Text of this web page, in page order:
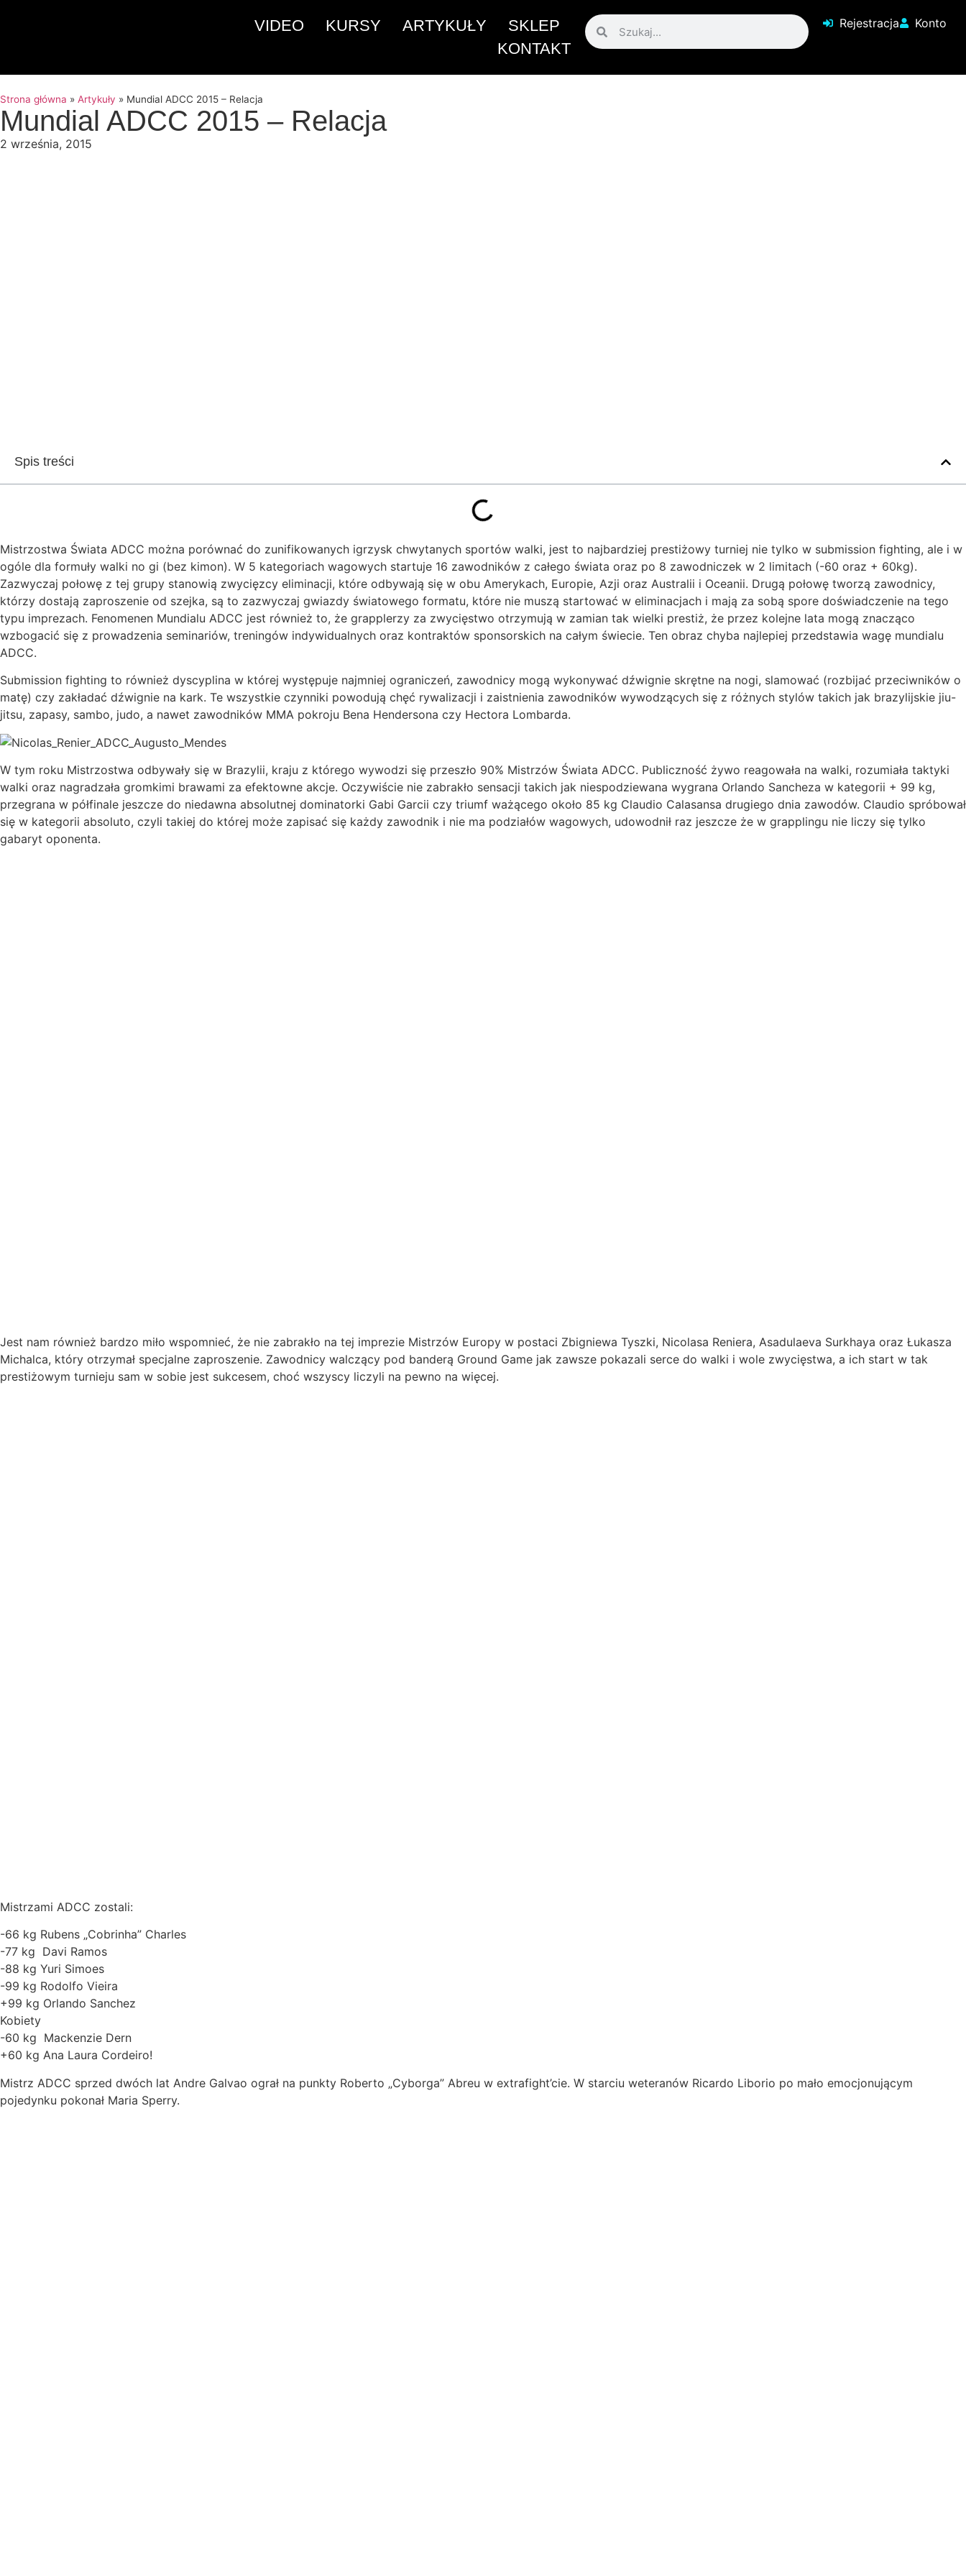
VIDEO KURSY ARTYKUŁY
SKLEP
KONTAKT
Rejestracja Konto
Strona główna » Artykuły » Mundial ADCC 2015 – Relacja
Mundial ADCC 2015 – Relacja
2 września, 2015
Spis treści
Mistrzostwa Świata ADCC można porównać do zunifikowanych igrzysk chwytanych sportów walki, jest to najbardziej prestiżowy turniej nie tylko w submission fighting, ale i w
ogóle dla formuły walki no gi (bez kimon). W 5 kategoriach wagowych startuje 16 zawodników z całego świata oraz po 8 zawodniczek w 2 limitach (-60 oraz + 60kg).
Zazwyczaj połowę z tej grupy stanowią zwycięzcy eliminacji, które odbywają się w obu Amerykach, Europie, Azji oraz Australii i Oceanii. Drugą połowę tworzą zawodnicy,
którzy dostają zaproszenie od szejka, są to zazwyczaj gwiazdy światowego formatu, które nie muszą startować w eliminacjach i mają za sobą spore doświadczenie na tego
typu imprezach. Fenomenen Mundialu ADCC jest również to, że grapplerzy za zwycięstwo otrzymują w zamian tak wielki prestiż, że przez kolejne lata mogą znacząco
wzbogacić się z prowadzenia seminariów, treningów indywidualnych oraz kontraktów sponsorskich na całym świecie. Ten obraz chyba najlepiej przedstawia wagę mundialu
ADCC.
Submission fighting to również dyscyplina w której występuje najmniej ograniczeń, zawodnicy mogą wykonywać dźwignie skrętne na nogi, slamować (rozbijać przeciwników o
matę) czy zakładać dźwignie na kark. Te wszystkie czynniki powodują chęć rywalizacji i zaistnienia zawodników wywodzących się z różnych stylów takich jak brazylijskie jiu-
jitsu, zapasy, sambo, judo, a nawet zawodników MMA pokroju Bena Hendersona czy Hectora Lombarda.
W tym roku Mistrzostwa odbywały się w Brazylii, kraju z którego wywodzi się przeszło 90% Mistrzów Świata ADCC. Publiczność żywo reagowała na walki, rozumiała taktyki
walki oraz nagradzała gromkimi brawami za efektowne akcje. Oczywiście nie zabrakło sensacji takich jak niespodziewana wygrana Orlando Sancheza w kategorii + 99 kg,
przegrana w półfinale jeszcze do niedawna absolutnej dominatorki Gabi Garcii czy triumf ważącego około 85 kg Claudio Calasansa drugiego dnia zawodów. Claudio spróbował
się w kategorii absoluto, czyli takiej do której może zapisać się każdy zawodnik i nie ma podziałów wagowych, udowodnił raz jeszcze że w grapplingu nie liczy się tylko
gabaryt oponenta.
Jest nam również bardzo miło wspomnieć, że nie zabrakło na tej imprezie Mistrzów Europy w postaci Zbigniewa Tyszki, Nicolasa Reniera, Asadulaeva Surkhaya oraz Łukasza
Michalca, który otrzymał specjalne zaproszenie. Zawodnicy walczący pod banderą Ground Game jak zawsze pokazali serce do walki i wole zwycięstwa, a ich start w tak
prestiżowym turnieju sam w sobie jest sukcesem, choć wszyscy liczyli na pewno na więcej.
Mistrzami ADCC zostali:
-66 kg Rubens „Cobrinha” Charles
-77 kg Davi Ramos
-88 kg Yuri Simoes
-99 kg Rodolfo Vieira
+99 kg Orlando Sanchez
Kobiety
-60 kg Mackenzie Dern
+60 kg Ana Laura Cordeiro!
Mistrz ADCC sprzed dwóch lat Andre Galvao ograł na punkty Roberto „Cyborga” Abreu w extrafight’cie. W starciu weteranów Ricardo Liborio po mało emocjonującym
pojedynku pokonał Maria Sperry.